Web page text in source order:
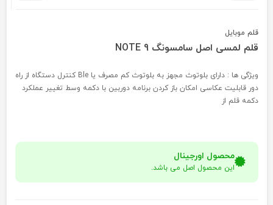
قلم موبایل
قلم لمسی اصل سامسونگ NOTE 9
ویژگی ها : دارای بلوتوث مجهز به بلوتوث کم مصرف یا Ble کنترل دستگاه از راه
دور قابلیت عکاسی امکان باز کردن برنامه دوربین با دکمه وسط تغییر عملکرد
دکمه قلم از
محصول اورجینال
این محصول اصل می باشد.